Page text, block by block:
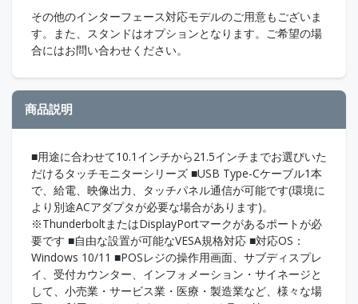
その他のインターフェース対応モデルのご用意もございま
す。また、スタンドはオプションとなります。ご希望の場
合にはお問い合わせください。
商品説明
■用途に合わせて10.1インチから21.5インチまでお選びいた
だけるタッチモニターシリーズ ■USB Type-Cケーブル1本
で、給電、映像出力、タッチパネル通信が可能です(環境に
より別途ACアダプタが必要な場合があります)。
※ThunderboltまたはDisplayPortマークがあるポートが必
要です ■自由な設置が可能なVESA規格対応 ■対応OS：
Windows 10/11 ■POSレジの操作用画面、サブディスプレ
イ、受付カウンター、インフォメーション・サイネージと
して、小売業・サービス業・医療・製造業など、様々な場